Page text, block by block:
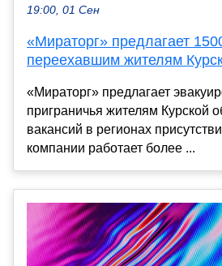
19:00, 01 Сен
«Мираторг» предлагает
переехавшим жителям
«Мираторг» предлагает
приграничья жителям Курской
вакансий в регионах
компании работает более ...